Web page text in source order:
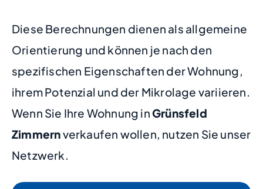
Diese Berechnungen dienen als allgemeine
Orientierung und können je nach den
spezifischen Eigenschaften der Wohnung,
ihrem Potenzial und der Mikrolage variieren.
Wenn Sie Ihre Wohnung inGrünsfeld
Zimmernverkaufen wollen, nutzen Sie unser
Netzwerk.